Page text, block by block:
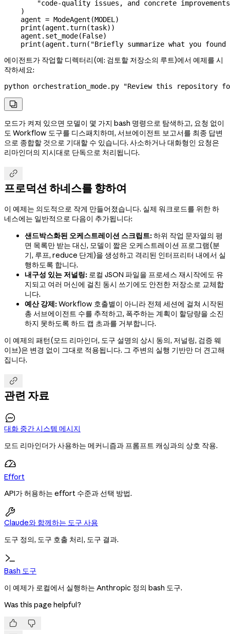
"code-quality issues, and concrete
    )
    agent
= ModeAgent(MODEL)
    print
(agent.turn(task))
    agent.set_mode(
False)
    print
(agent.turn( "Briefly summarize what you
에이전트가 작업할 디렉터리(예: 검토할 저장소의 루트)에서 예제를 시
작하세요:
python orchestration_mode.py "Review this repository

모드가 켜져 있으면 모델이 몇 가지 bash 명령으로 탐색하고, 요청 없이
도 Workflow 도구를 디스패치하며, 서브에이전트 보고서를 최종 답변
으로 종합할 것으로 기대할 수 있습니다. 사소하거나 대화형인 요청은
리마인더의 지시대로 단독으로 처리됩니다.

프로덕션 하네스를 향하여
이 예제는 의도적으로 작게 만들어졌습니다. 실제 워크로드를 위한 하
네스에는 일반적으로 다음이 추가됩니다:
샌드박스화된 오케스트레이션 스크립트:하위 작업 문자열의 평
면 목록만 받는 대신, 모델이 짧은 오케스트레이션 프로그램(분
기, 루프, reduce 단계)을 생성하고 격리된 인터프리터 내에서 실
행하도록 합니다.
내구성 있는 저널링: 로컬 JSON 파일을 프로세스 재시작에도 유
지되고 여러 머신에 걸친 동시 쓰기에도 안전한 저장소로 교체합
니다.
예산 강제:Workflow 호출별이 아니라 전체 세션에 걸쳐 시작된
총 서브에이전트 수를 추적하고, 폭주하는 계획이 할당량을 소진
하지 못하도록 하드 캡 초과를 거부합니다.
이 예제의 패턴(모드 리마인더, 도구 설명의 상시 동의, 저널링, 검증 웨
이브)은 변경 없이 그대로 적용됩니다. 그 주변의 실행 기반만 더 견고해
집니다.

관련 자료

대화 중간 시스템 메시지
모드 리마인더가 사용하는 메커니즘과 프롬프트 캐싱과의 상호 작용.
Effort
API가 허용하는 effort 수준과 선택 방법.

Claude와 함께하는 도구 사용
도구 정의, 도구 호출 처리, 도구 결과.
Bash 도구
이 예제가 로컬에서 실행하는 Anthropic 정의 bash 도구.
Was this page helpful?
 